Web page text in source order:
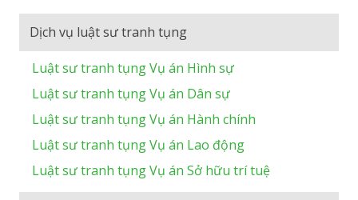
Dịch vụ luật sư tranh tụng
Luật sư tranh tụng Vụ án Hình sự
Luật sư tranh tụng Vụ án Dân sự
Luật sư tranh tụng Vụ án Hành chính
Luật sư tranh tụng Vụ án Lao động
Luật sư tranh tụng Vụ án Sở hữu trí tuệ